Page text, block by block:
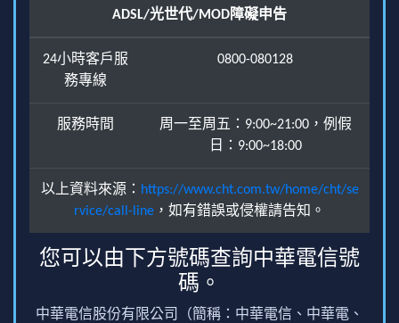
ADSL/光世代/MOD障礙申告
24小時客戶服
務專線
0800-080128
服務時間
周一至周五：9:00~21:00，例假
日：9:00~18:00
以上資料來源： https://www.cht.com.tw/home/cht/se
rvice/call-line ，如有錯誤或侵權請告知。
您可以由下方號碼查詢中華電信號
碼。
中華電信股份有限公司（簡稱：中華電信、中華電、